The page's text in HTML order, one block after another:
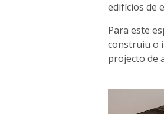
edifícios de
Para este
construiu o
projecto de